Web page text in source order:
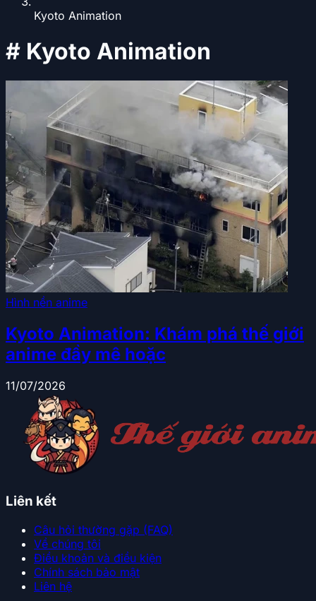
Kyoto Animation
# Kyoto Animation
Hình nền anime
Kyoto Animation: Khám phá thế giới
anime đầy mê hoặc
11/07/2026
Liên kết
Câu hỏi thường gặp (FAQ)
Về chúng tôi
Điều khoản và điều kiện
Chính sách bảo mật
Liên hệ